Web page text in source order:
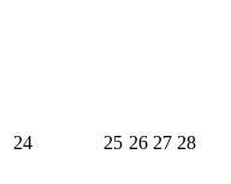
24 25 26 27 28